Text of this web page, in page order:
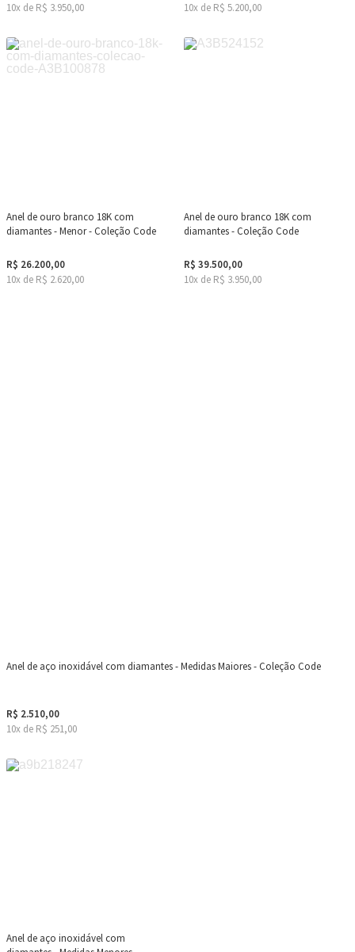
10x de R$ 3.950,00
10x de R$ 5.200,00
Anel de ouro branco 18K com
diamantes - Menor - Coleção Code
R$ 26.200,00
10x de R$ 2.620,00
Anel de ouro branco 18K com
diamantes - Coleção Code
R$ 39.500,00
10x de R$ 3.950,00
Anel de aço inoxidável com diamantes - Medidas Maiores - Coleção Code
R$ 2.510,00
10x de R$ 251,00
Anel de aço inoxidável com